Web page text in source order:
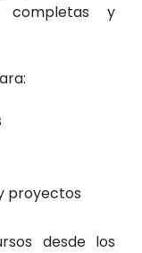
completas y
proyectos
desde los